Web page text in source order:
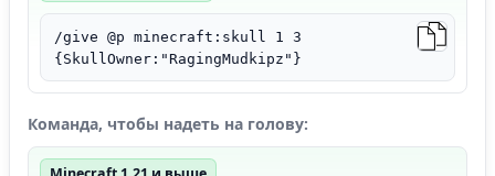
/give @p minecraft:skull 1 3
{SkullOwner:"RagingMudkipz"}
Команда, чтобы надеть на голову: